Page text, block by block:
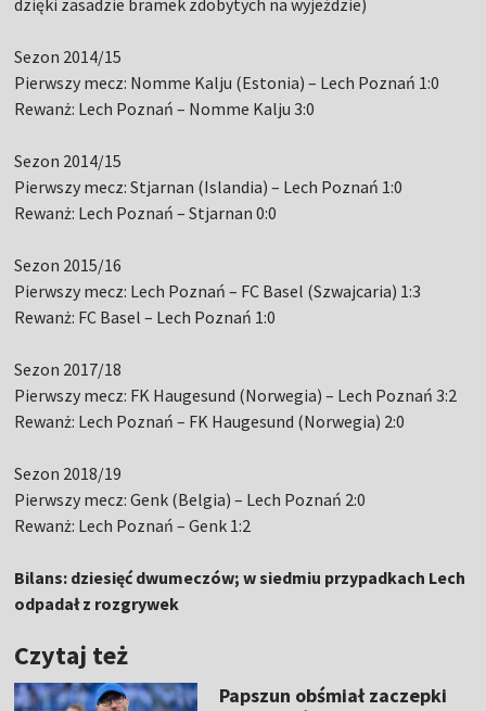
dzięki zasadzie bramek zdobytych na wyjeździe)
Sezon 2014/15
Pierwszy mecz: Nomme Kalju (Estonia) – Lech Poznań 1:0
Rewanż: Lech Poznań – Nomme Kalju 3:0
Sezon 2014/15
Pierwszy mecz: Stjarnan (Islandia) – Lech Poznań 1:0
Rewanż: Lech Poznań – Stjarnan 0:0
Sezon 2015/16
Pierwszy mecz: Lech Poznań – FC Basel (Szwajcaria) 1:3
Rewanż: FC Basel – Lech Poznań 1:0
Sezon 2017/18
Pierwszy mecz: FK Haugesund (Norwegia) – Lech Poznań 3:2
Rewanż: Lech Poznań – FK Haugesund (Norwegia) 2:0
Sezon 2018/19
Pierwszy mecz: Genk (Belgia) – Lech Poznań 2:0
Rewanż: Lech Poznań – Genk 1:2
Bilans: dziesięć dwumeczów; w siedmiu przypadkach Lech
odpadał z rozgrywek
Czytaj też
Papszun obśmiał zaczepki